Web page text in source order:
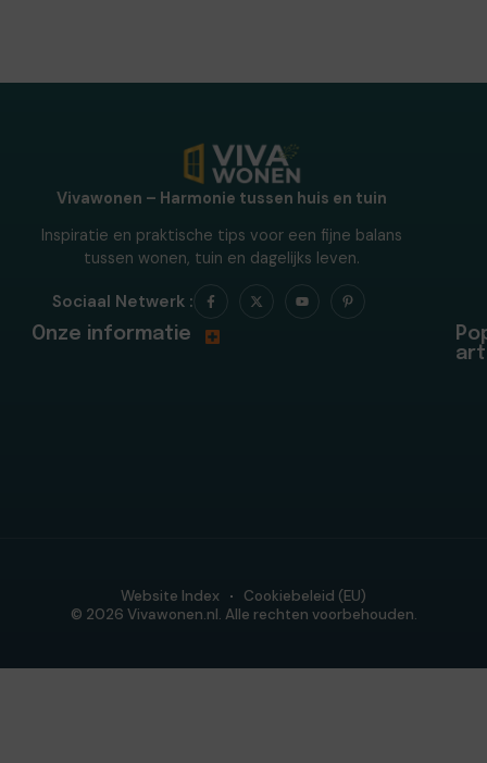
Vivawonen – Harmonie tussen huis en tuin
Inspiratie en praktische tips voor een fijne balans
tussen wonen, tuin en dagelijks leven.
Sociaal Netwerk :
Onze informatie
© 2026 Vivawonen.nl. Alle rechten voorbehouden.
Website Index Cookiebeleid (EU)